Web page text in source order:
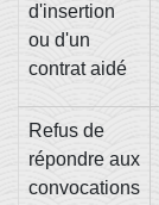
d'insertion
ou d'un
contrat aidé
Refus de
répondre aux
convocations